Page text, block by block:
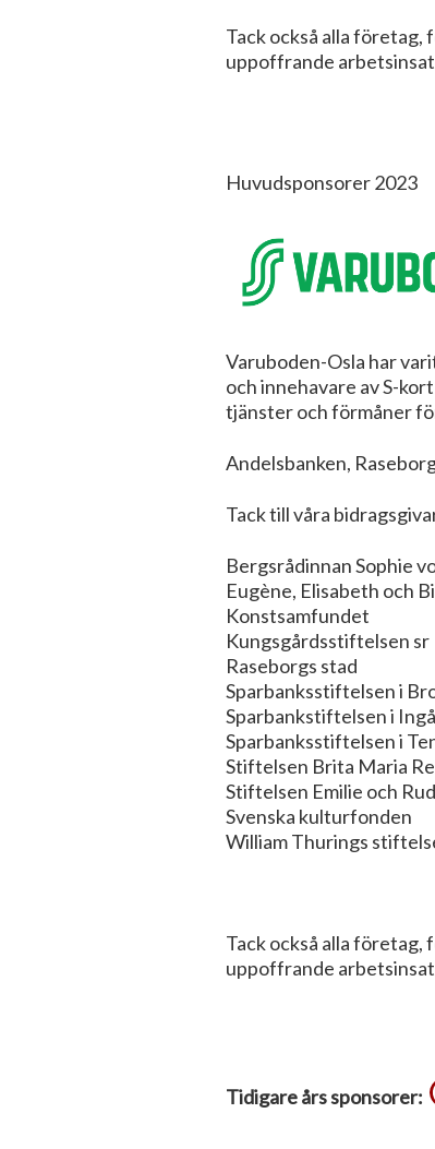
Tack också alla
uppoffrande
Huvudsponsorer 2023
Varuboden-Osla har
och innehavare av S-
tjänster och förmåner
Andelsbanken,
Tack till våra
Bergsrådinnan Sophie
Eugène, Elisabeth och
Konstsamfundet
Kungsgårdsstiftelsen sr
Raseborgs stad
Sparbanksstiftelsen i
Sparbankstiftelsen i Ingå
Sparbanksstiftelsen i
Stiftelsen Brita Maria
Stiftelsen Emilie och
Svenska kulturfonden
William Thurings
Tack också alla
uppoffrande
Tidigare års sponsorer: